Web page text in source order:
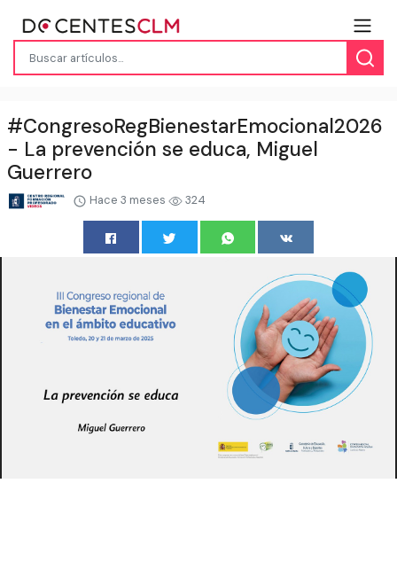
#CongresoRegBienestarEmocional2026
- La prevención se educa, Miguel
Guerrero
Hace 3 meses 324